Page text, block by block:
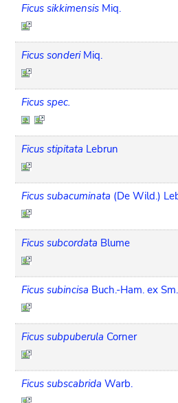
Ficus sikkimensis Miq.
Ficus sonderi Miq.
Ficus spec.
Ficus stipitata Lebrun
Ficus subacuminata (De Wild.)
Ficus subcordata Blume
Ficus subincisa Buch.-Ham. ex Sm.
Ficus subpuberula Corner
Ficus subscabrida Warb.